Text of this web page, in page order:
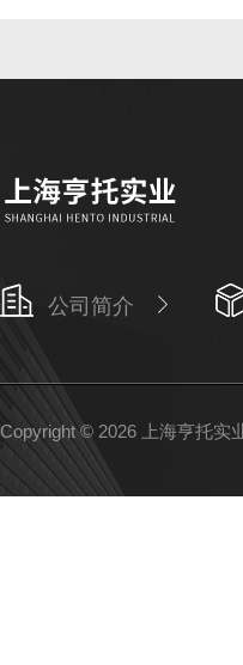
公司简介
Copyright © 2026 上海亨托实